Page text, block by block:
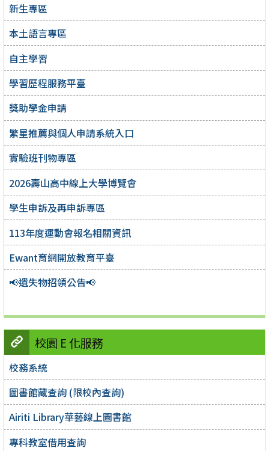
新生專區
本土語言專區
自主學習
學習歷程服務平臺
獎助學金申請
繁星推薦與個人申請系統入口
實驗班刊物專區
2026壽山高中線上大學博覽會
學生申訴及再申訴專區
113年度運動會報名相關資訊
Ewant育網開放教育平臺
📢遺失物招領公告📢
校園 E 化服務
校務系統
圖書館藏查詢 (限校內查詢)
Airiti Library華藝線上圖書館
專科教室借用查詢